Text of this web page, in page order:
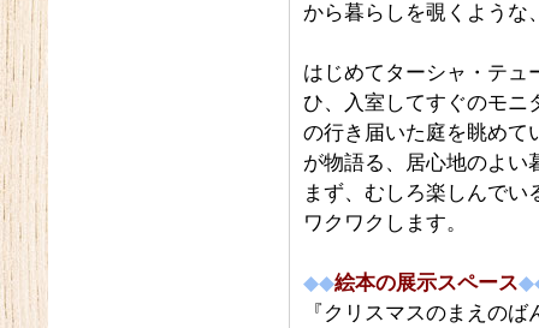
から暮らしを覗くような
はじめてターシャ・テュ
ひ、入室してすぐのモニ
の行き届いた庭を眺めて
が物語る、居心地のよい
まず、むしろ楽しんで
ワクワクします。
◆◆絵本の展示スペース
『クリスマスのまえの